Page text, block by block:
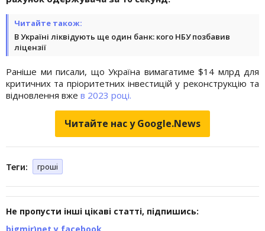
Читайте також:
В Україні ліквідують ще один банк: кого НБУ позбавив
ліцензії
Раніше ми писали, що Україна вимагатиме $14 млрд для
критичних та пріоритетних інвестицій у реконструкцію та
відновлення вже в 2023 році.
Читайте нас у Google.News
Теги: гроші
Не пропусти інші цікаві статті, підпишись: